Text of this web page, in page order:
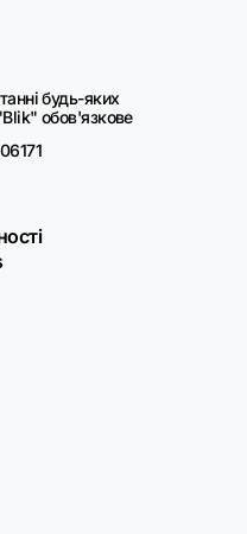
будь-яких
обов'язкове